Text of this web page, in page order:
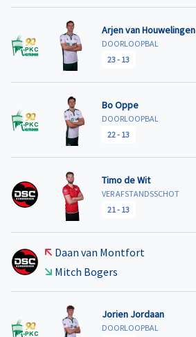
Arjen van Houwelingen
DOORLOOPBAL
23- 13
Bo Oppe
DOORLOOPBAL
22- 13
Timo de Wit
VER AFSTANDSSCHOT
21- 13
Daan van Montfort
Mitch Bogers
Jorien Jordaan
DOORLOOPBAL